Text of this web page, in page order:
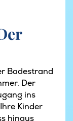
Badestrand
Der
ins
Kinder
hinaus